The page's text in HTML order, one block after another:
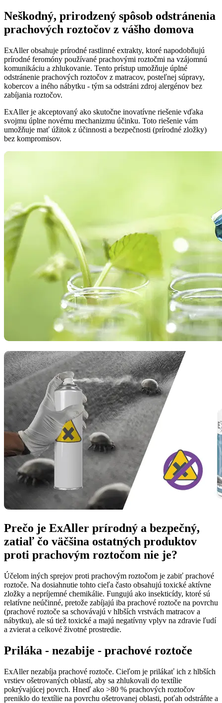
Neškodný, prirodzený spôsob odstránenia
prachových roztočov z vášho domova
ExAller obsahuje prírodné rastlinné extrakty, ktoré napodobňujú
prírodné feromóny používané prachovými roztočmi na vzájomnú
komunikáciu a zhlukovanie. Tento prístup umožňuje úplné
odstránenie prachových roztočov z matracov, posteľnej súpravy,
kobercov a iného nábytku - tým sa odstráni zdroj alergénov bez
zabíjania roztočov.
ExAller je akceptovaný ako skutočne inovatívne riešenie vďaka
svojmu úplne novému mechanizmu účinku. Toto riešenie vám
umožňuje mať úžitok z účinnosti a bezpečnosti (prírodné zložky)
bez kompromisov.
Prečo je ExAller prírodný a bezpečný,
zatiaľ čo väčšina ostatných produktov
proti prachovým roztočom nie je?
Účelom iných sprejov proti prachovým roztočom je zabiť prachové
roztoče. Na dosiahnutie tohto cieľa často obsahujú toxické aktívne
zložky a nepríjemné chemikálie. Fungujú ako insekticídy, ktoré sú
relatívne neúčinné, pretože zabíjajú iba prachové roztoče na povrchu
(prachové roztoče sa schovávajú v hlbších vrstvách matracov a
nábytku), ale sú tiež toxické a majú negatívny vplyv na zdravie ľudí
a zvierat a celkové životné prostredie.
Priláka - nezabije - prachové roztoče
ExAller nezabíja prachové roztoče. Cieľom je prilákať ich z hlbších
vrstiev ošetrovaných oblastí, aby sa zhlukovali do textílie
pokrývajúcej povrch. Hneď ako >80 % prachových roztočov
preniklo do textílie na povrchu ošetrovanej oblasti, poťah odstráňte a